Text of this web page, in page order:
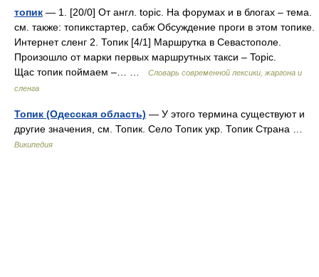
топик — 1. [20/0] От англ. topic. На форумах и в блогах – тема.
см. также: топикстартер, сабж Обсуждение проги в этом топике.
Интернет сленг 2. Топик [4/1] Маршрутка в Севастополе.
Произошло от марки первых маршрутных такси – Topic.
Щас топик поймаем –… …
Cловарь современной лексики, жаргона и
сленга
Топик (Одесская область) — У этого термина существуют и
другие значения, см. Топик. Село Топик укр. Топик Страна …
Википедия